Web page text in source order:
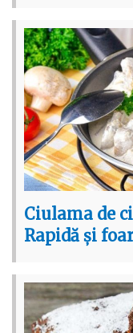
Ciulama de
Rapidă și